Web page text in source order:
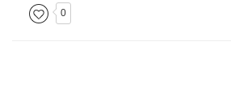
うなものばかり。
またマンガのギャクも、残念ながらイ
0